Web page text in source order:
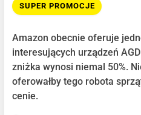
SUPER PROMOCJE
Amazon obecnie oferuje
interesujących urządzeń
zniżka wynosi niemal 50%.
oferowałby tego robota
cenie.